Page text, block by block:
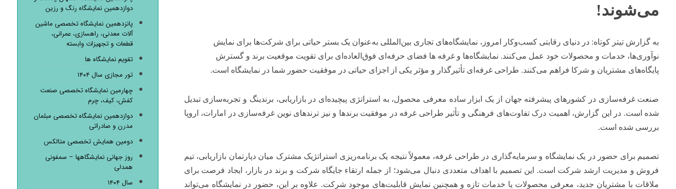
می‌شوند!
به گزارش تیتر کوتاه: در دنیای رقابتی کسب‌وکار امروز، نمایشگاه‌های تجاری بین‌المللی به‌عنوان یک بستر حیاتی برای شرکت‌ها برای نمایش
نوآوری‌ها، خدمات و محصولات خود عمل می‌کنند. نمایشگاه‌ها و غرفه ها فضای حرفه‌ای فوق‌العاده‌ای برای تقویت موقعیت برند و گسترش
پایگاه‌های مشتریان و شرکا فراهم می‌کنند. طراحی غرفه‌ای تأثیرگذار و مؤثر یکی از اجزای حیاتی در موفقیت حضور شما در نمایشگاه است.
صنعت غرفه‌سازی در کشورهای پیشرفته جهان از یک ابزار ساده معرفی محصول، به استراتژی‌ پیچیده‌ای در بازاریابی، برندینگ و تجربه‌سازی تبدیل
شده است. در این گزارش، اهمیت درک تفاوت‌های فرهنگی و تأثیر طراحی غرفه در موفقیت برندها و نیز ترندهای نوین غرفه‌سازی در امارات، اروپا
بررسی شده است.
تصمیم برای حضور در یک نمایشگاه و سرمایه‌گذاری در طراحی غرفه، معمولاً نتیجه یک برنامه‌ریزی استراتژیک مشترک میان دپارتمان بازاریابی، تیم
فروش و مدیریت ارشد شرکت است. این تصمیم با اهداف متعددی دنبال می‌شود؛ از جمله ارتقاء جایگاه شرکت و برند در بازار، ایجاد فرصت برای
ملاقات با مشتریان جدید، معرفی محصولات یا خدمات تازه و همچنین نمایش قابلیت‌های موجود شرکت. علاوه بر این، حضور در نمایشگاه می‌تواند
دوازدهمین نمایشگاه رنگ و رزین
پانزدهمین نمایشگاه تخصصی ماشین
آلات معدنی، راهسازی، عمرانی،
قطعات و تجهیزات وابسته
تقویم نمایشگاه ها
تور مجازی سال ۱۴۰۴
چهارمین نمایشگاه تخصصی صنعت
کفش، کیف، چرم
دوازدهمین نمایشگاه تخصصی مبلمان
مدرن و صادراتی
دومین همایش تخصصی متالکس
روز جهانی نمایشگاهها – سمفونی
همدلی
سال ۱۴۰۴